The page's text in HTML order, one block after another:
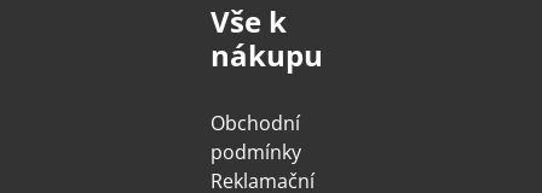
Vše k
nákupu
Obchodní
podmínky
Reklamační